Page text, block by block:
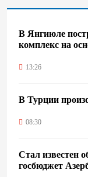
В Янгиюле
комплекс на
13:26
В Турции
08:30
Стал известен
госбюджет